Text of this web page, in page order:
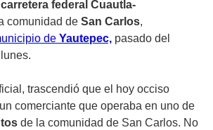
carretera federal Cuautla-
comunidad de San Carlos,
de Yautepec, pasado del
trascendió que el hoy occiso
comerciante que operaba en uno de
de la comunidad de San Carlos. No